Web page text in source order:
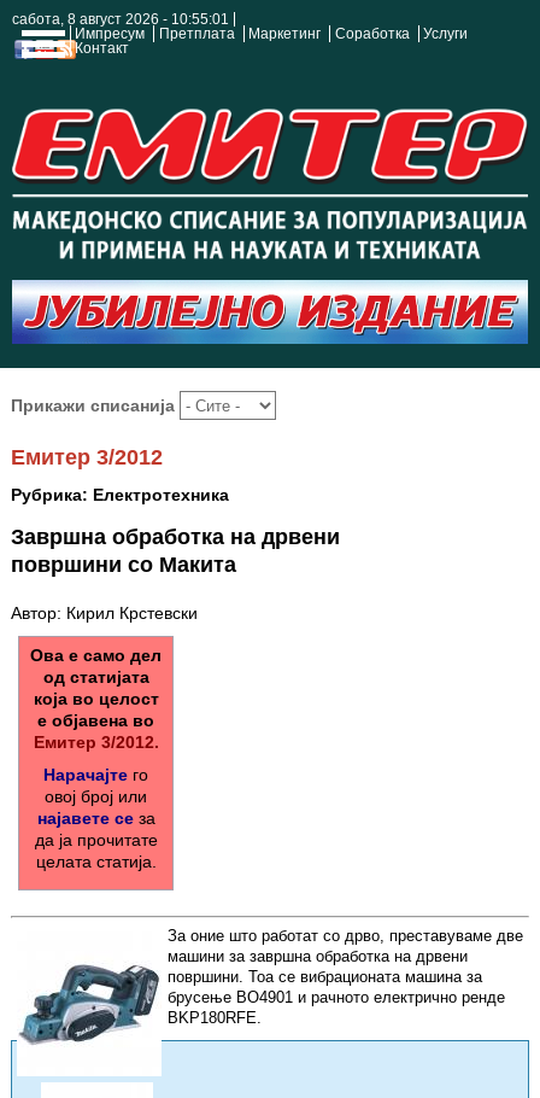
сабота, 8 август 2026 - 10:55:01
Импресум
Претплата Маркетинг Соработка
Услуги
Контакт
Прикажи списанија
Емитер 3/2012
Рубрика: Електротехника
Завршна обработка на дрвени
површини со Mакита
Автор: Кирил Крстевски
Ова е само дел
од статијата
која во целост
е објавена во
Емитер 3/2012.
Нарачајте го
овој број или
најавете сеза
да ја прочитате
целата статија.
За оние што работат со дрво, преставуваме две
машини за завршна обработка на дрвени
површини. Тоа се вибрационата машина за
брусење BO4901 и рачното електрично ренде
BKP180RFE.